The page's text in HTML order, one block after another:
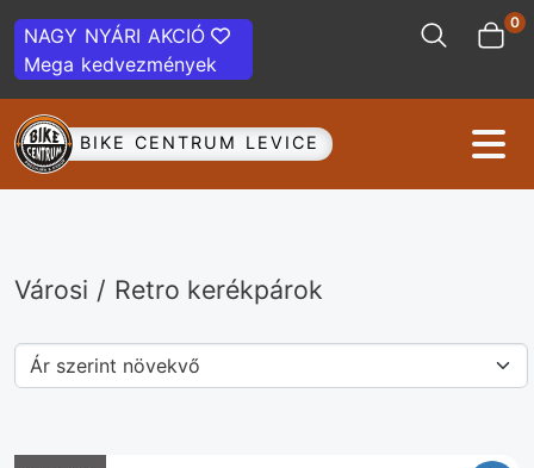
NAGY NYÁRI AKCIÓ
Mega kedvezmények
0
BIKE CENTRUM LEVICE
Városi / Retro kerékpárok